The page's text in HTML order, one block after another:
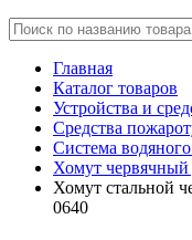
Главная
Каталог товаров
Устройства и
Средства
Система
Хомут червячный
Хомут стальной
0640